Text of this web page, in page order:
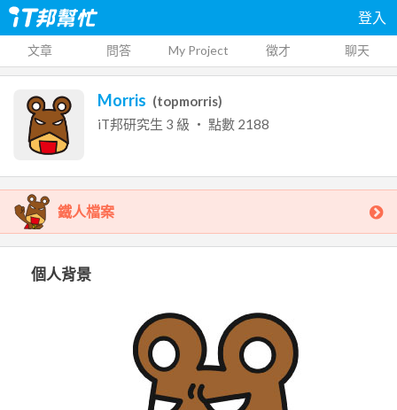
登入
文章 問答 My Project 徵才 聊天
Morris (topmorris)
iT邦研究生 3 級 ‧ 點數 2188
鐵人檔案
個人背景